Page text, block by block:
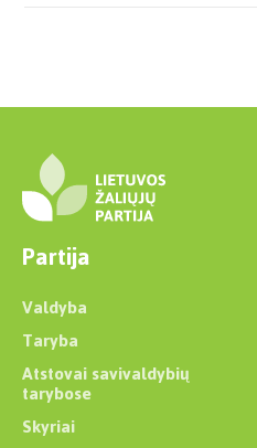
Partija
Valdyba
Taryba
Atstovai savivaldybių
tarybose
Skyriai